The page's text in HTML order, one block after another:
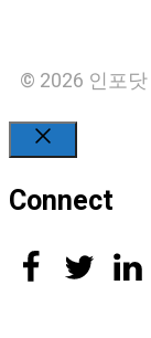
© 2026 인포닷
Connect